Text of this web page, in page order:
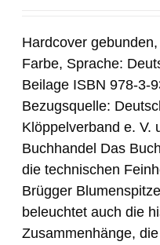
Hardcover
Farbe, Sprache:
Beilage ISBN 978-3-
Bezugsquelle:
Klöppelverband e. V.
Buchhandel Das
die technischen
Brügger
beleuchtet auch die
Zusammenhänge,